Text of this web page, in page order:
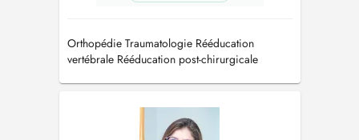
Orthopédie Traumatologie Rééducation
vertébrale Rééducation post-chirurgicale